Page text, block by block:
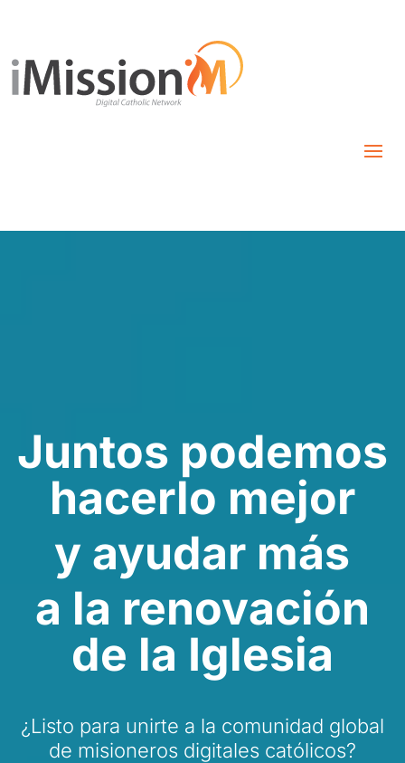
Juntos podemos
hacerlo mejor
y ayudar más
a la renovación
de la Iglesia
¿Listo para unirte a la comunidad global
de misioneros digitales católicos?